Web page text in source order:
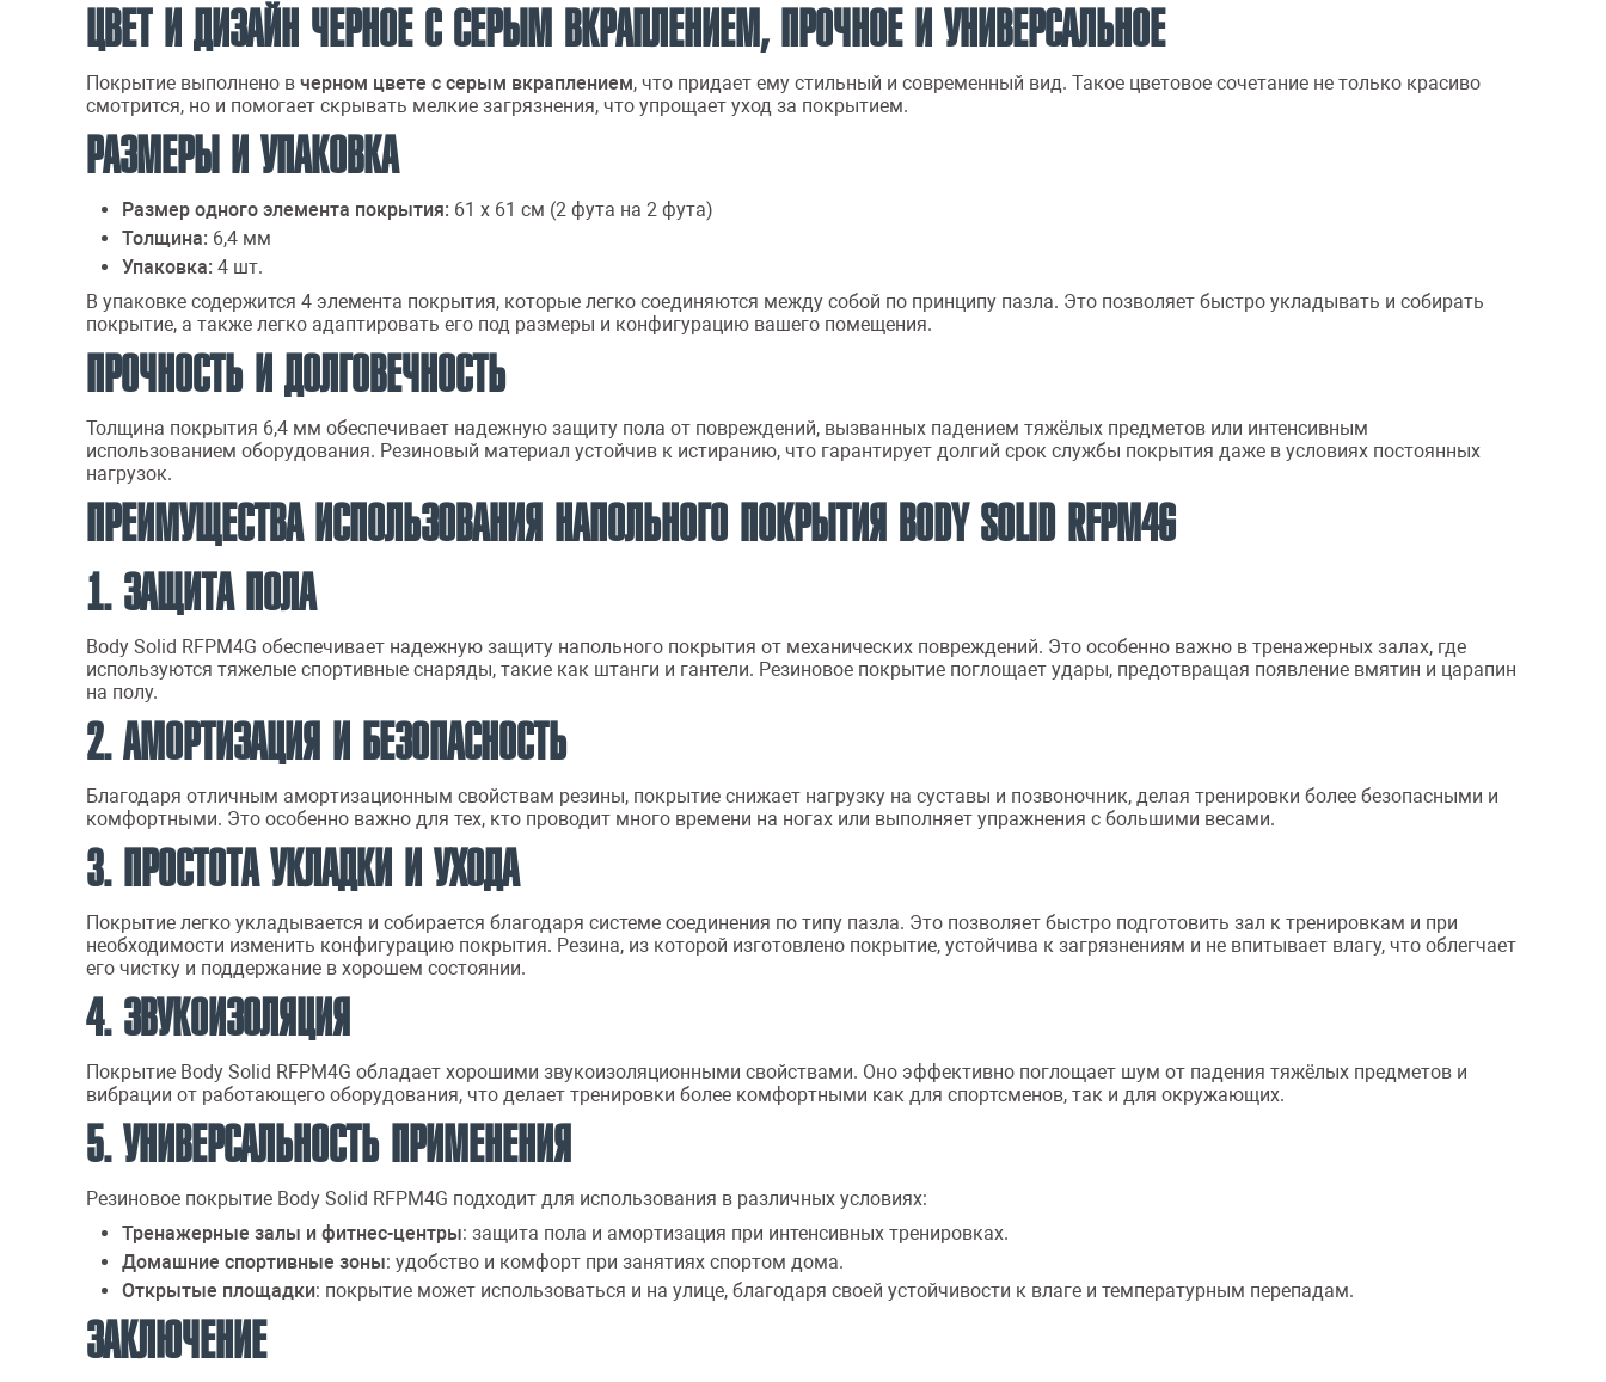
ЦВЕТ И ДИЗАЙН ЧЕРНОЕ С СЕРЫМ ВКРАПЛЕНИЕМ, ПРОЧНОЕ И УНИВЕРСАЛЬНОЕ
Покрытие выполнено в черном цвете с серым вкраплением, что придает ему стильный и современный вид. Такое цветовое сочетание не только красиво
смотрится, но и помогает скрывать мелкие загрязнения, что упрощает уход за покрытием.
РАЗМЕРЫ И УПАКОВКА
Размер одного элемента покрытия: 61 х 61 см (2 фута на 2 фута)
Толщина: 6,4 мм
Упаковка: 4 шт.
В упаковке содержится 4 элемента покрытия, которые легко соединяются между собой по принципу пазла. Это позволяет быстро укладывать и собирать
покрытие, а также легко адаптировать его под размеры и конфигурацию вашего помещения.
ПРОЧНОСТЬ И ДОЛГОВЕЧНОСТЬ
Толщина покрытия 6,4 мм обеспечивает надежную защиту пола от повреждений, вызванных падением тяжёлых предметов или интенсивным
использованием оборудования. Резиновый материал устойчив к истиранию, что гарантирует долгий срок службы покрытия даже в условиях постоянных
нагрузок.
ПРЕИМУЩЕСТВА ИСПОЛЬЗОВАНИЯ НАПОЛЬНОГО ПОКРЫТИЯ BODY SOLID RFPM4G
1. ЗАЩИТА ПОЛА
Body Solid RFPM4G обеспечивает надежную защиту напольного покрытия от механических повреждений. Это особенно важно в тренажерных залах, где
используются тяжелые спортивные снаряды, такие как штанги и гантели. Резиновое покрытие поглощает удары, предотвращая появление вмятин и царапин
на полу.
2. АМОРТИЗАЦИЯ И БЕЗОПАСНОСТЬ
Благодаря отличным амортизационным свойствам резины, покрытие снижает нагрузку на суставы и позвоночник, делая тренировки более безопасными и
комфортными. Это особенно важно для тех, кто проводит много времени на ногах или выполняет упражнения с большими весами.
3. ПРОСТОТА УКЛАДКИ И УХОДА
Покрытие легко укладывается и собирается благодаря системе соединения по типу пазла. Это позволяет быстро подготовить зал к тренировкам и при
необходимости изменить конфигурацию покрытия. Резина, из которой изготовлено покрытие, устойчива к загрязнениям и не впитывает влагу, что облегчает
его чистку и поддержание в хорошем состоянии.
4. ЗВУКОИЗОЛЯЦИЯ
Покрытие Body Solid RFPM4G обладает хорошими звукоизоляционными свойствами. Оно эффективно поглощает шум от падения тяжёлых предметов и
вибрации от работающего оборудования, что делает тренировки более комфортными как для спортсменов, так и для окружающих.
5. УНИВЕРСАЛЬНОСТЬ ПРИМЕНЕНИЯ
Резиновое покрытие Body Solid RFPM4G подходит для использования в различных условиях:
Тренажерные залы и фитнес-центры: защита пола и амортизация при интенсивных тренировках.
Домашние спортивные зоны: удобство и комфорт при занятиях спортом дома.
Открытые площадки: покрытие может использоваться и на улице, благодаря своей устойчивости к влаге и температурным перепадам.
ЗАКЛЮЧЕНИЕ